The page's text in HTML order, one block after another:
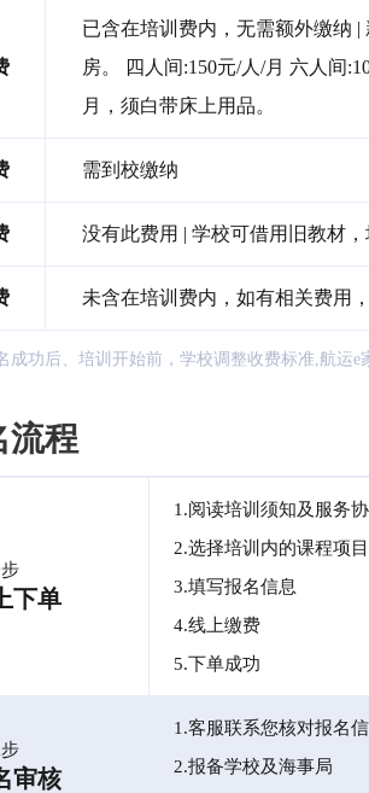
已含在培训费内，无需额外缴纳
房。 四人间:150元/人/月 六人间
月，须白带床上用品。
需到校缴纳
没有此费用 | 学校可借用旧教材
未含在培训费内，如有相关费用
成功后、培训开始前，学校调整收费标准,航运
流程
下单
1.阅读培训须知及服务
2.选择培训内的课程项目
3.填写报名信息
4.线上缴费
5.下单成功
审核
1.客服联系您核对报名
2.报备学校及海事局